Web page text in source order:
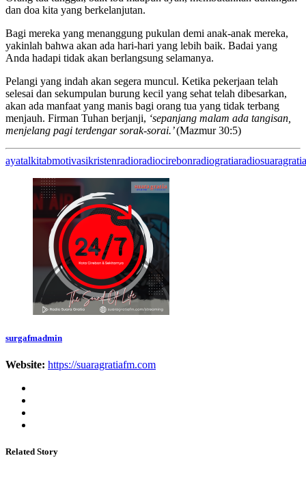
dan doa kita yang berkelanjutan.
Bagi mereka yang menanggung pukulan demi anak-anak mereka,
yakinlah bahwa akan ada hari-hari yang lebih baik. Badai yang
Anda hadapi tidak akan berlangsung selamanya.
Pelangi yang indah akan segera muncul. Ketika pekerjaan telah
selesai dan sekumpulan burung kecil yang sehat telah dibesarkan,
akan ada manfaat yang manis bagi orang tua yang tidak terbang
menjauh. Firman Tuhan berjanji, ‘sepanjang malam ada tangisan,
menjelang pagi terdengar sorak-sorai.’(Mazmur 30:5)
ayatalkitabmotivasikristenradioradiocirebonradiogratia
surgafmadmin
Website: https://suaragratiafm.com
Related Story